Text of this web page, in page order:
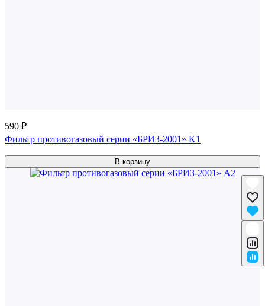
590 ₽
Фильтр противогазовый серии «БРИЗ-2001» K1
В корзину